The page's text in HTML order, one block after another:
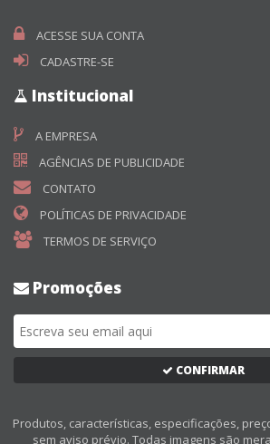
ACESSE SUA CONTA
CADASTRE-SE
Institucional
A EMPRESA
AGÊNCIAS DE PUBLICIDADE
CONTATO
POLÍTICAS DE PRIVACIDADE
TERMOS DE SERVIÇO
Promoções
CONFIRMAR
Produtos, características, especificações,
sem aviso prévio. Todas imagens são